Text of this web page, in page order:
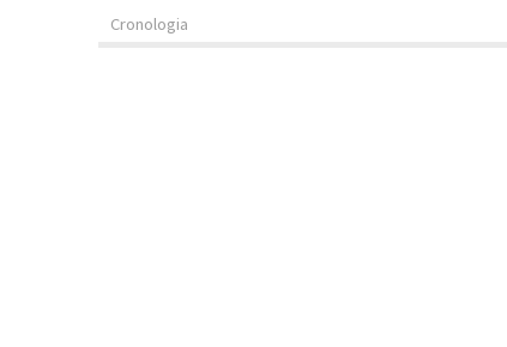
Cronologia